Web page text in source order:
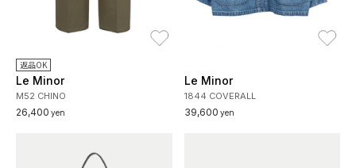
返品OK
Le Minor
M52 CHINO
26,400 yen
Le Minor
1844 COVERALL
39,600 yen